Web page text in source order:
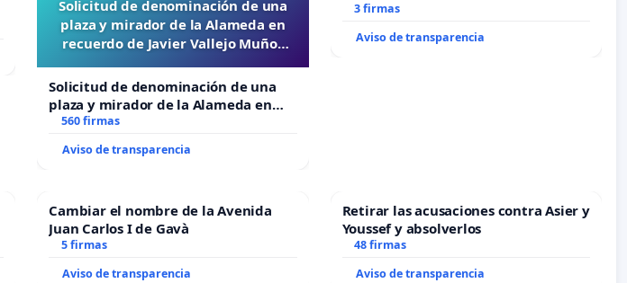
Solicitud de denominación de una
plaza y mirador de la Alameda en
recuerdo de Javier Vallejo Muñoz
Solicitud de denominación de una
plaza y mirador de la Alameda en
recuerdo de Javier Vallejo Muñoz
560 firmas
Aviso de transparencia
3 firmas
Aviso de transparencia
Cambiar el nombre de la Avenida
Juan Carlos I de Gavà
5 firmas
Aviso de transparencia
Retirar las acusaciones contra Asier y
Youssef y absolverlos
48 firmas
Aviso de transparencia